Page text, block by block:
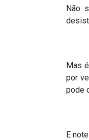
Não
Mas
por
pode
E